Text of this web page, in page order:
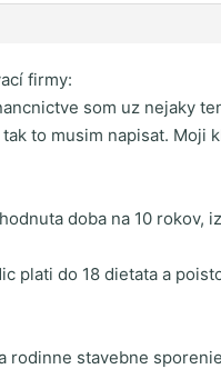
firmy:
som uz nejaky
to musim napisat. Moji
doba na 10 rokov,
plati do 18 dietata a
stavebne